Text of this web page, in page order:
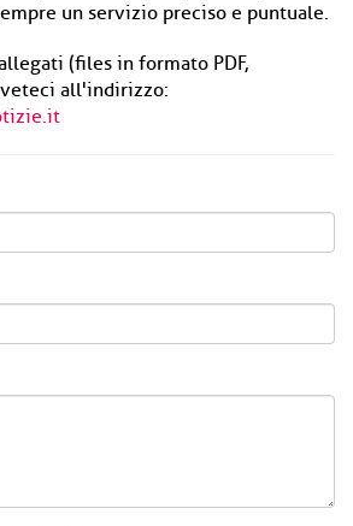
un servizio preciso e puntuale.
(files in formato PDF,
all'indirizzo: